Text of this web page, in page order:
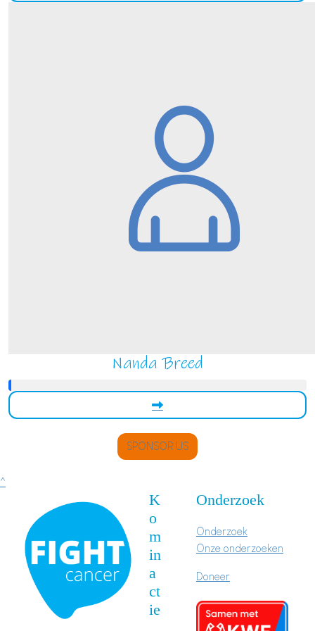
Nanda Breed
SPONSOR US
^
K
o
m
in
a
ct
ie
Onderzoek
Onderzoek
Onze onderzoeken
Doneer